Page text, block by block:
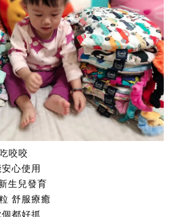
咬咬
心使用
生兒發育
舒服療癒
都好抓